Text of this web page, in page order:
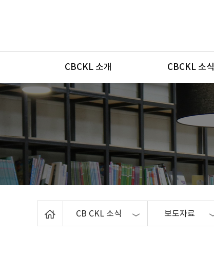
메뉴
CBCKL 소개 CBCKL 소식
CB CKL 소식 보도자료